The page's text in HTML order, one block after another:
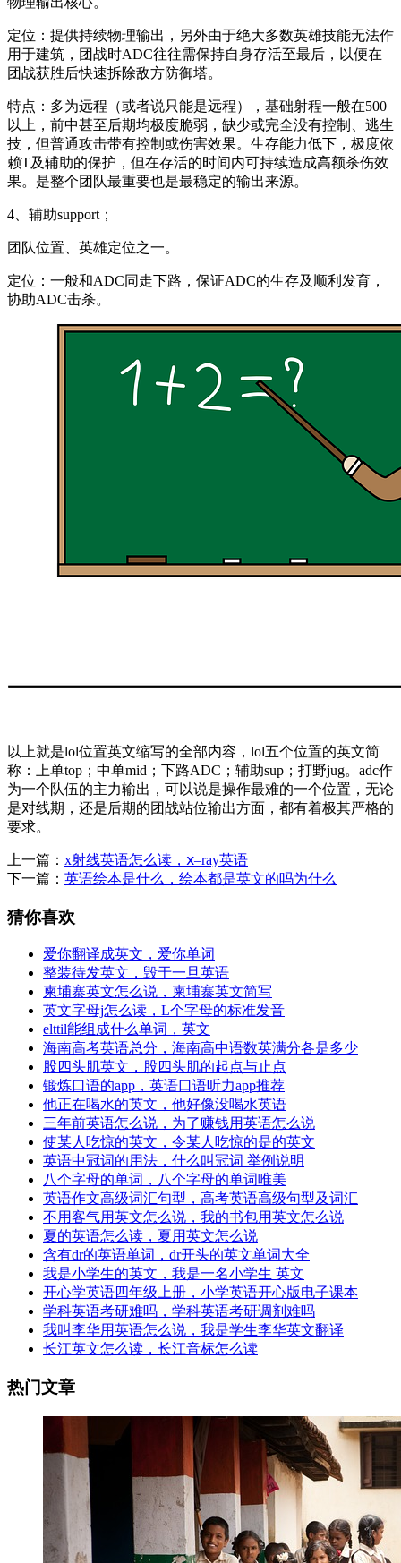
定位：提供持续物理输出，另外由于绝大多数英雄技能无法作
用于建筑，团战时ADC往往需保持自身存活至最后，以便在
团战获胜后快速拆除敌方防御塔。
特点：多为远程（或者说只能是远程），基础射程一般在500
以上，前中甚至后期均极度脆弱，缺少或完全没有控制、逃生
技，但普通攻击带有控制或伤害效果。生存能力低下，极度依
赖T及辅助的保护，但在存活的时间内可持续造成高额杀伤效
果。是整个团队最重要也是最稳定的输出来源。
4、辅助support；
团队位置、英雄定位之一。
定位：一般和ADC同走下路，保证ADC的生存及顺利发育，
协助ADC击杀。
以上就是lol位置英文缩写的全部内容，lol五个位置的英文简
称：上单top；中单mid；下路ADC；辅助sup；打野jug。adc作
为一个队伍的主力输出，可以说是操作最难的一个位置，无论
是对线期，还是后期的团战站位输出方面，都有着极其严格的
要求。
上一篇： x射线英语怎么读，ⅹ–ray英语
下一篇： 英语绘本是什么，绘本都是英文的吗为什么
猜你喜欢
爱你翻译成英文，爱你单词
整装待发英文，毁于一旦英语
柬埔寨英文怎么说，柬埔寨英文简写
英文字母j怎么读，L个字母的标准发音
elttil能组成什么单词，英文
海南高考英语总分，海南高中语数英满分各是多少
股四头肌英文，股四头肌的起点与止点
锻炼口语的app，英语口语听力app推荐
他正在喝水的英文，他好像没喝水英语
三年前英语怎么说，为了赚钱用英语怎么说
使某人吃惊的英文，令某人吃惊的是的英文
英语中冠词的用法，什么叫冠词 举例说明
八个字母的单词，八个字母的单词唯美
英语作文高级词汇句型，高考英语高级句型及词汇
不用客气用英文怎么说，我的书包用英文怎么说
夏的英语怎么读，夏用英文怎么说
含有dr的英语单词，dr开头的英文单词大全
我是小学生的英文，我是一名小学生 英文
开心学英语四年级上册，小学英语开心版电子课本
学科英语考研难吗，学科英语考研调剂难吗
我叫李华用英语怎么说，我是学生李华英文翻译
长江英文怎么读，长江音标怎么读
热门文章